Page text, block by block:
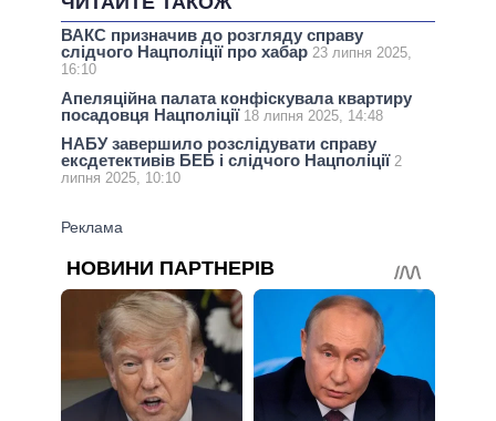
ВАКС призначив до розгляду справу
слідчого Нацполіції про хабар 23 липня 2025,
16:10
Апеляційна палата конфіскувала квартиру
посадовця Нацполіції 18 липня 2025, 14:48
НАБУ завершило розслідувати справу
ексдетективів БЕБ і слідчого Нацполіції 2
липня 2025, 10:10